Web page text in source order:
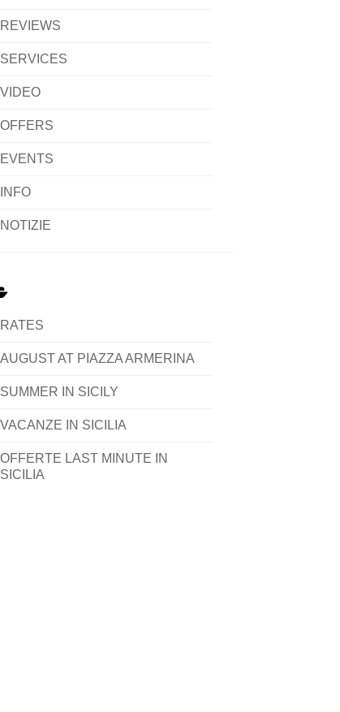
REVIEWS
SERVICES
VIDEO
OFFERS
EVENTS
INFO
NOTIZIE
RATES
AUGUST AT PIAZZA ARMERINA
SUMMER IN SICILY
VACANZE IN SICILIA
OFFERTE LAST MINUTE IN
SICILIA